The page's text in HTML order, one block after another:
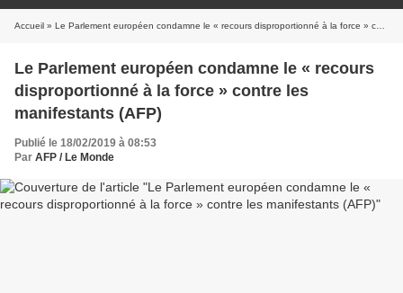
Accueil » Le Parlement européen condamne le « recours disproportionné à la force » contre les manifestants (AFP)
Le Parlement européen condamne le « recours
disproportionné à la force » contre les
manifestants (AFP)
Publié le 18/02/2019 à 08:53
Par AFP / Le Monde